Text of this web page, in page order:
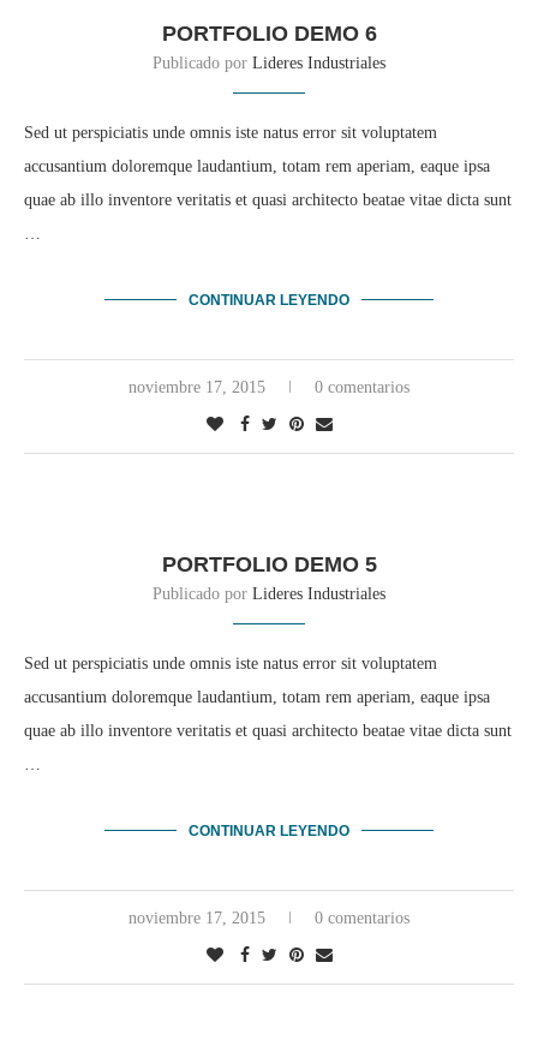
PORTFOLIO DEMO 6
Publicado por Lideres Industriales
Sed ut perspiciatis unde omnis iste natus error sit voluptatem
accusantium doloremque laudantium, totam rem aperiam, eaque ipsa
quae ab illo inventore veritatis et quasi architecto beatae vitae dicta sunt
…
CONTINUAR LEYENDO
noviembre 17, 2015 0 comentarios
PORTFOLIO DEMO 5
Publicado por Lideres Industriales
Sed ut perspiciatis unde omnis iste natus error sit voluptatem
accusantium doloremque laudantium, totam rem aperiam, eaque ipsa
quae ab illo inventore veritatis et quasi architecto beatae vitae dicta sunt
…
CONTINUAR LEYENDO
noviembre 17, 2015 0 comentarios